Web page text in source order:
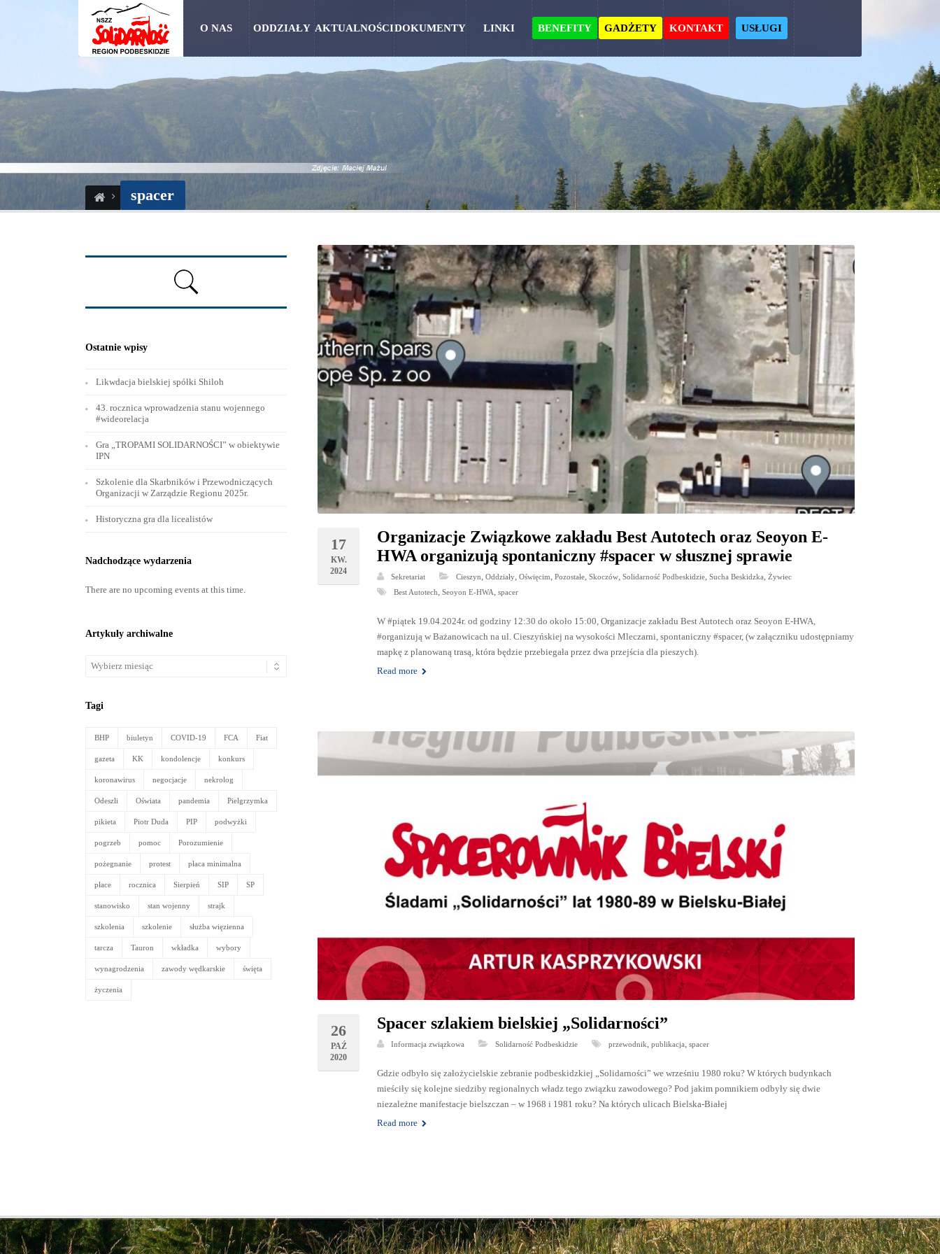
O NAS ODDZIAŁY AKTUALNOŚCIDOKUMENTY LINKI BENEFITY GADŻETY KONTAKT USŁUGI
spacer
17
KW.
2024
Organizacje Związkowe zakładu Best Autotech oraz Seoyon E-
HWA organizują spontaniczny #spacer w słusznej sprawie
Sekretariat Cieszyn ,Oddziały ,Oświęcim ,Pozostałe ,Skoczów ,Solidarność Podbeskidzie ,Sucha Beskidzka
Żywiec
Best Autotech ,Seoyon E-HWA ,spacer
W #piątek 19.04.2024r. od godziny 12:30 do około 15:00, Organizacje zakładu Best Autotech oraz Seoyon E-HWA,
#organizują w Bażanowicach na ul. Cieszyńskiej na wysokości Mleczarni, spontaniczny #spacer, (w załączniku udostępniamy
mapkę z planowaną trasą, która będzie przebiegała przez dwa przejścia dla pieszych).
Read more
26
PAŹ
2020
Spacer szlakiem bielskiej „Solidarności”
Informacja związkowa Solidarność Podbeskidzie przewodnik ,publikacja ,spacer
Gdzie odbyło się założycielskie zebranie podbeskidzkiej „Solidarności” we wrześniu 1980 roku? W których budynkach
mieściły się kolejne siedziby regionalnych władz tego związku zawodowego? Pod jakim pomnikiem odbyły się dwie
niezależne manifestacje bielszczan – w 1968 i 1981 roku? Na których ulicach Bielska-Białej
Read more
Ostatnie wpisy
Likwdacja bielskiej spółki Shiloh
43. rocznica wprowadzenia stanu wojennego
#wideorelacja
Gra „TROPAMI SOLIDARNOŚCI” w obiektywie
IPN
Szkolenie dla Skarbników i Przewodniczących
Organizacji w Zarządzie Regionu 2025r.
Historyczna gra dla licealistów
Nadchodzące wydarzenia
There are no upcoming events at this time.
Artykuły archiwalne
Artykuły
Tagi
BHP biuletyn COVID-19 FCA Fiat
gazeta KK kondolencje konkurs
koronawirus negocjacje nekrolog
Odeszli Oświata pandemia Pielgrzymka
pikieta Piotr Duda PIP podwyżki
pogrzeb pomoc Porozumienie
pożegnanie protest płaca minimalna
płace rocznica Sierpień SIP SP
stanowisko stan wojenny strajk
szkolenia szkolenie służba więzienna
tarcza Tauron wkładka wybory
wynagrodzenia zawody wędkarskie święta
życzenia